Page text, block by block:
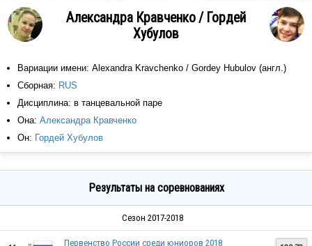
Александра Кравченко / Гордей
Хубулов
Вариации имени: Alexandra Kravchenko / Gordey Hubulov (англ.)
Сборная: RUS
Дисциплина: в танцевальной паре
Она: Александра Кравченко
Он: Гордей Хубулов
Результаты на соревнованиях
Сезон 2017-2018
Первенство России среди юниоров 2018